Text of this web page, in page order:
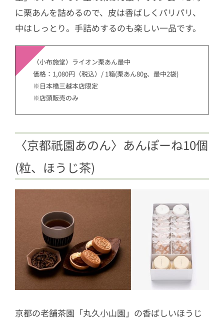
に栗あんを詰めるので、皮は香ばしくパリパリ、
中はしっとり。手詰めするのも楽しい一品です。
〈小布施堂〉ライオン栗あん最中
価格：1,080円（税込）/ 1箱(栗あん80g、最中2袋)
※日本橋三越本店限定
※店頭販売のみ
〈京都祇園あのん〉あんぽーね10個
(粒、ほうじ茶)
京都の老舗茶園「丸久小山園」の香ばしいほうじ